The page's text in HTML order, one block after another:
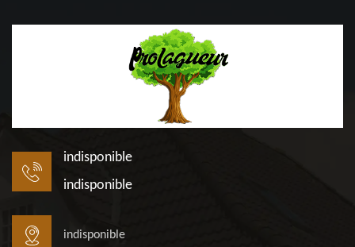
indisponible
indisponible
indisponible